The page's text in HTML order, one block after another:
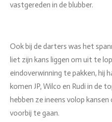
vastgereden in de blubber.
Ook bij de darters was het
liet zijn kans liggen om uit te
eindoverwinning te pakken, hij
komen JP, Wilco en Rudi in de
hebben ze ineens volop
voorbij te gaan.